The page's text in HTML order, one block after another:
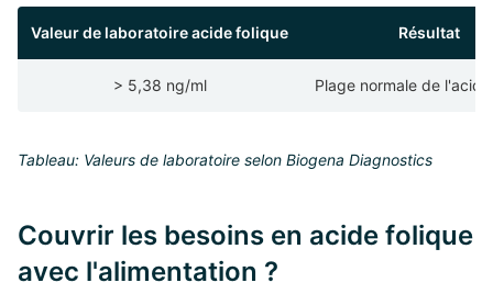
Valeur de laboratoire acide folique Résultat
> 5,38 ng/ml Plage normale de
Tableau: Valeurs de laboratoire selon Biogena Diagnostics
Couvrir les besoins en acide folique
avec l'alimentation ?